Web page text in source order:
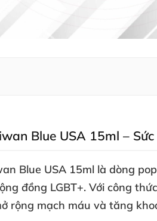
Blue USA 15ml –
Blue USA 15ml là dòng
đồng LGBT+. Với công thức
rộng mạch máu và tăng